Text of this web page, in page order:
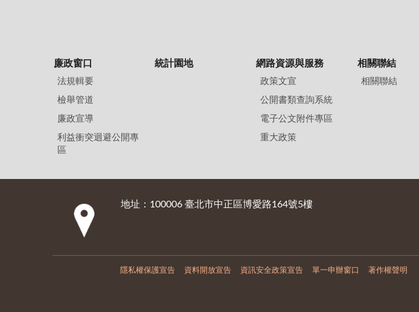
廉政窗口
法規輯要
檢舉管道
廉政宣導
利益衝突迴避公開專
區
統計園地 網路資源與服務
政策文宣
公開書類查詢系統
電子公文附件專區
重大政策
相關聯結
相關聯結
地址：100006 臺北市中正區博愛路164號5樓
隱私權保護宣告 資料開放宣告 資訊安全政策宣告 單一申辦窗口 著作權聲明